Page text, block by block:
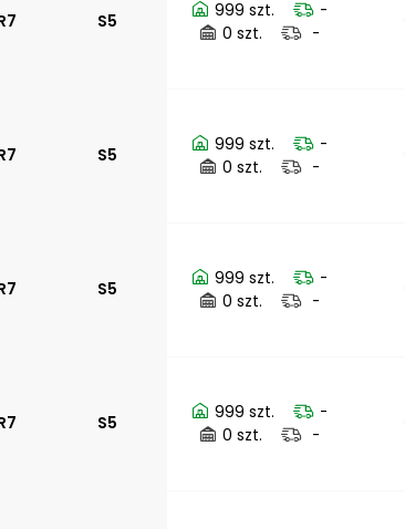
S5
999 szt.
-
0 szt.
-
S5
999 szt.
-
0 szt.
-
S5
999 szt.
-
0 szt.
-
S5
999 szt.
-
0 szt.
-